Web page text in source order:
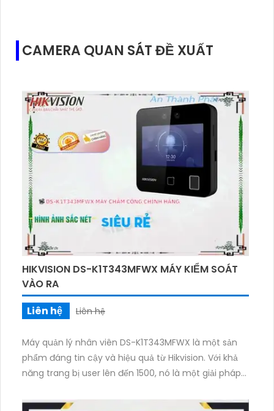
CAMERA QUAN SÁT ĐỀ XUẤT
HIKVISION DS-K1T343MFWX MÁY KIỂM SOÁT
VÀO RA
Liên hệ
Liên hệ
Máy quản lý nhân viên DS-K1T343MFWX là một sản
phẩm đáng tin cậy và hiệu quả từ Hikvision. Với khả
năng trang bị user lên đến 1500, nó là một giải pháp
doanh nghiệp. Máy này được tích hợp công nghệ